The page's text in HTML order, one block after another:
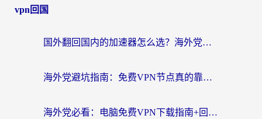
vpn回国
国外翻回国内的加速器怎么选？海外党亲测实用指南，告别地域限制
海外党避坑指南：免费VPN节点真的靠谱吗？教你选对回国加速器无缝访问国内资源
海外党必看：电脑免费VPN下载指南+回国加速器选择全攻略，告别地区限制